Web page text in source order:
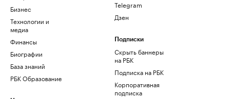
Бизнес
Технологии и
медиа
Финансы
Биографии
База знаний
РБК Образование
Telegram
Дзен
Подписки
Скрыть баннеры
на РБК
Подписка на РБК
Корпоративная
подписка